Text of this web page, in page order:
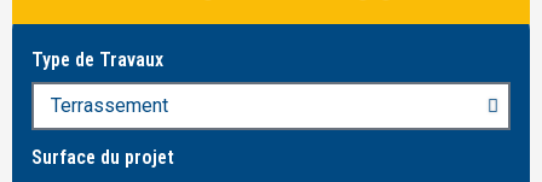
Type de Travaux
Surface du projet